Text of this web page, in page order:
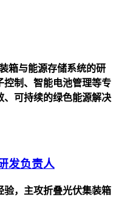
箱与能源存储系统的研
控制、智能电池管理等专
、可持续的绿色能源解决
发负责人
验，主攻折叠光伏集装箱